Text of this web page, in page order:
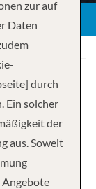
zur auf
Daten
durch
Ein solcher
der
aus. Soweit
Angebote